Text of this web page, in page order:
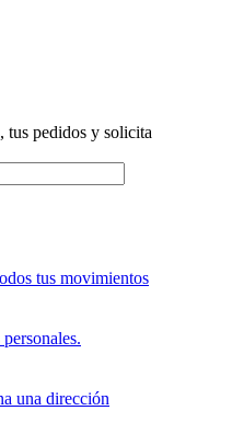
tus pedidos y solicita
tus movimientos
una dirección